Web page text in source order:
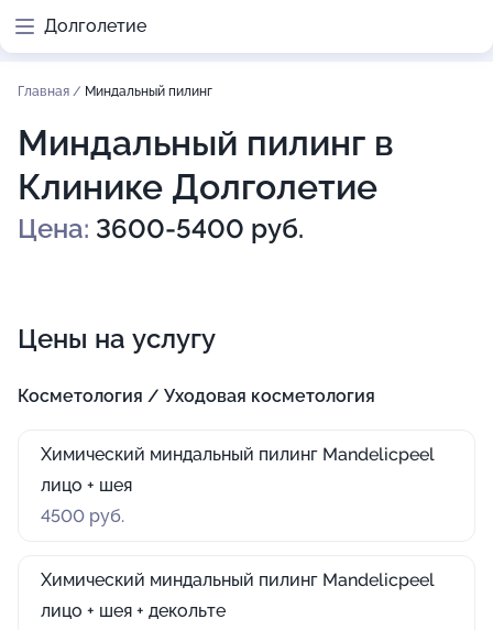
Долголетие
Главная / Миндальный пилинг
Миндальный пилинг в
Клинике Долголетие
Цена: 3600-5400 руб.
Цены на услугу
Косметология / Уходовая косметология
Химический миндальный пилинг Mandelicpeel
лицо + шея
4500 руб.
Химический миндальный пилинг Mandelicpeel
лицо + шея + декольте